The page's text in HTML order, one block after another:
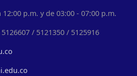
p.m. y de 03:00 - 07:00 p.m.
/ 5121350 / 5125916